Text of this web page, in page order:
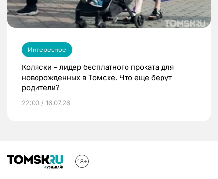
Интересное
Коляски – лидер бесплатного проката для
новорожденных в Томске. Что еще берут
родители?
22:00 / 16.07.26